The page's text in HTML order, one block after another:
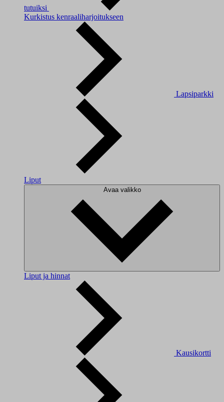
tutuiksi
Kurkistus kenraaliharjoitukseen
Lapsiparkki
Liput
Avaa valikko
Liput ja hinnat
Kausikortti